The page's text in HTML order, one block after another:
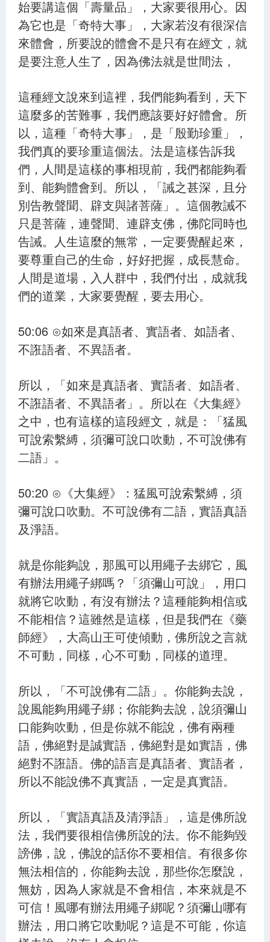
始要講這個「壽量品」，大家要很用心。因
為它也是「奇特大事」，大家若沒有很深信
來體會，所要說的體會不是只有在經文，就
是要注意人生了，因為佛法就是世間法，
這種經文說來到這裡，我們能夠看到，天下
這麼多的苦難事，我們應該要好好體會。所
以，這種「奇特大事」，是「殷勤珍重」，
我們真的要珍重這個法。法是這樣告訴我
們，人間是這樣的事相現前，我們都能夠看
到、能夠體會到。所以，「誡之甚深，且分
別告教聲聞、辟支與諸菩薩」。這個教誡不
只是菩薩，連聲聞、連辟支佛，佛陀同時也
告誡。人生這麼的無常，一定要覺醒起來，
要尊重自己的生命，好好把握，成長慧命。
人間是道場，入人群中，我們付出，成就我
們的道業，大家要覺醒，要去用心。
50:06 ⊙如來是真語者、實語者、如語者、
不誑語者、不異語者。
所以，「如來是真語者、實語者、如語者、
不誑語者、不異語者」。所以在《大集經》
之中，也有這樣的這段經文，就是：「猛風
可說索繫縛，須彌可說口吹動，不可說佛有
二語」。
50:20 ⊙《大集經》：猛風可說索繫縛，須
彌可說口吹動。不可說佛有二語，實語真語
及淨語。
就是你能夠說，那風可以用繩子去綁它，風
有辦法用繩子綁嗎？「須彌山可說」，用口
就將它吹動，有沒有辦法？這種能夠相信或
不能相信？這雖然是這樣，但是我們在《藥
師經》，大高山王可使傾動，佛所說之言就
不可動，同樣，心不可動，同樣的道理。
所以，「不可說佛有二語」。你能夠去說，
說風能夠用繩子綁；你能夠去說，說須彌山
口能夠吹動，但是你就不能說，佛有兩種
語，佛絕對是誠實語，佛絕對是如實語，佛
絕對不誑語。佛的語言是真語者、實語者，
所以不能說佛不真實語，一定是真實語。
所以，「實語真語及清淨語」，這是佛所說
法，我們要很相信佛所說的法。你不能夠毀
謗佛，說，佛說的話你不要相信。有很多你
無法相信的，你能夠去說，那些你怎麼說，
無妨，因為人家就是不會相信，本來就是不
可信！風哪有辦法用繩子綁呢？須彌山哪有
辦法，用口將它吹動呢？這是不可能，你這